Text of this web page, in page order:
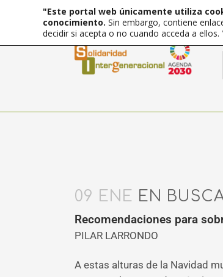
09 ENE EN
Recomendaciones para
PILAR LARRONDO
A estas alturas de la Navidad
"Este portal web únicamente utiliza
conocimiento. Sin embargo, contiene
decidir si acepta o no cuando acceda a ellos.